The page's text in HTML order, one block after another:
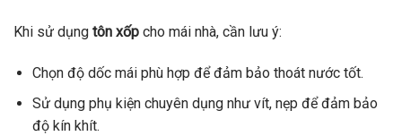
Khi sử dụng tôn xốp cho mái nhà, cần lưu ý:
Chọn độ dốc mái phù hợp để đảm bảo thoát nước tốt.
Sử dụng phụ kiện chuyên dụng như vít, nẹp để đảm bảo
độ kín khít.